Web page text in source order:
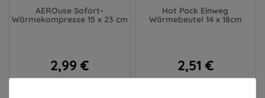
AEROuse Sofort-
Wärmekompresse 15 x 23 cm
2,99 €
Hot Pack Einweg
Wärmebeutel 14 x 18cm
2,51 €